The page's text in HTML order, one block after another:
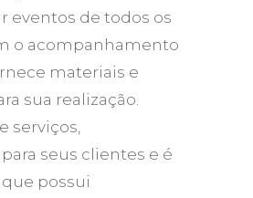
eventos de todos os
o acompanhamento
materiais e
sua realização.
serviços,
seus clientes e é
possui